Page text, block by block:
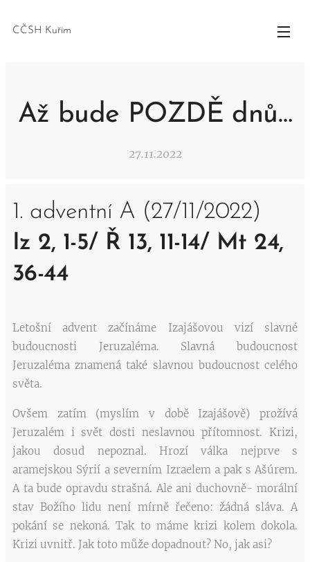
CČSH Kuřim
Až bude POZDĚ dnů…
27.11.2022
1. adventní A (27/11/2022)
Iz 2, 1-5/ Ř 13, 11-14/ Mt 24,
36-44
Letošní advent začínáme Izajášovou vizí slavné
budoucnosti Jeruzaléma. Slavná budoucnost
Jeruzaléma znamená také slavnou budoucnost celého
světa.
Ovšem zatím (myslím v době Izajášově) prožívá
Jeruzalém i svět dosti neslavnou přítomnost. Krizi,
jakou dosud nepoznal. Hrozí válka nejprve s
aramejskou Sýrií a severním Izraelem a pak s Ašúrem.
A ta bude opravdu strašná. Ale ani duchovně- morální
stav Božího lidu není mírně řečeno: žádná sláva. A
pokání se nekoná. Tak to máme krizi kolem dokola.
Krizi uvnitř. Jak toto může dopadnout? No, jak asi?